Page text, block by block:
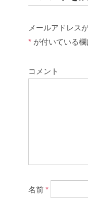
メールアドレス
* が付いている
コメント
名前 *